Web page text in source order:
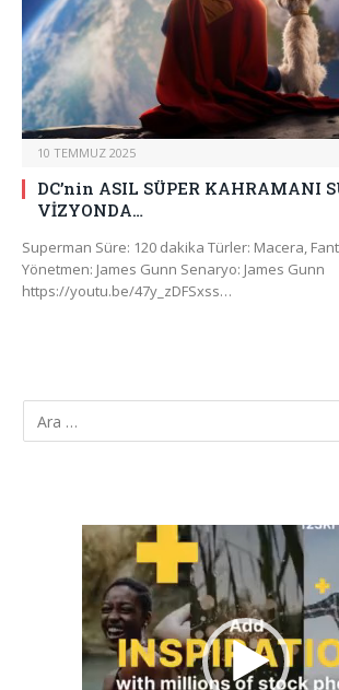
10 TEMMUZ 2025
DC’nin ASIL SÜPER KAHRAMANI
VİZYONDA…
Superman Süre: 120 dakika Türler: Macera,
Yönetmen: James Gunn Senaryo: James Gunn
https://youtu.be/47y_zDFSxss…
Video
oynatıcı